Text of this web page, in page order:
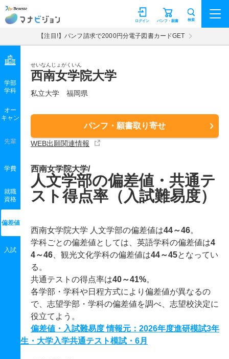
マナビジョン パンフ・願書
ログイン 検索
【注目!】パンフ請求で2000円分電子図書カードGET
せいなんじょがくいん
西南女学院大学
私立大学 福岡県
パンフ・願書取り寄せ
WEB出願関連情報
学部
学科
オー
キャン
先輩
学費
就職
資格
偏差値
入試
西南女学院大学/
人文学部の偏差値・共通テ
スト得点率（入試難易度）
西南女学院大学 人文学部の偏差値は44～46。
学科ごとの偏差値としては、英語学科の偏差値は4
4～46 、観光文化学科の偏差値は44～45となってい
る。
共通テストの得点率は40～41%。
各学部・学科や日程方式により偏差値が異なるの
で、志望学部・学科の偏差値を調べ、志望校決定に
役立てよう。
偏差値・入試難易度 情報元：2026年度進研模試3年
生・大学入学共通テスト模試・6月